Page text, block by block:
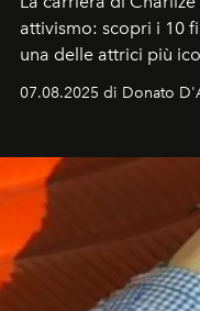
attivismo: scopri i 10
una delle attrici più
07.08.2025 di Donato